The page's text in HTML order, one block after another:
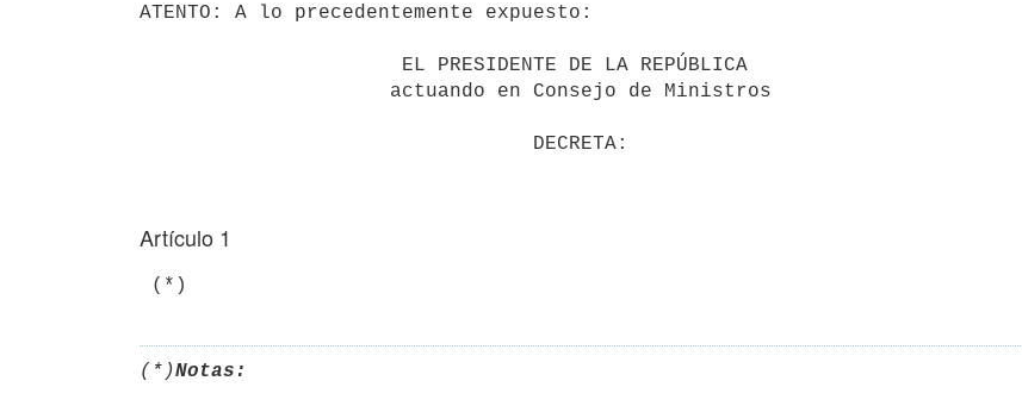
ATENTO: A lo precedentemente expuesto:
Artículo 1
(*)
(*)Notas: